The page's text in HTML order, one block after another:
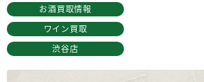
お酒買取情報
ワイン買取
渋谷店